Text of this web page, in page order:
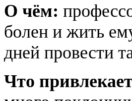
О чём:
болен и жить
дней провести
Что